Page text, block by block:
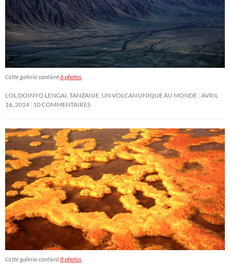
Cette galerie contient6 photos.
L’OL DOINYO LENGAI, TANZANIE, UN VOLCAN UNIQUE AU MONDE AVRIL
16, 2014 10 COMMENTAIRES
Cette galerie contient8 photos.